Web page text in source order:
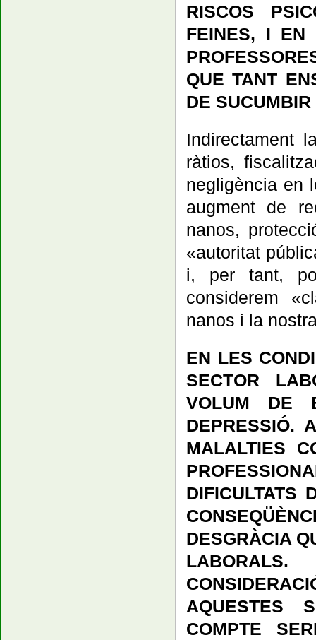
RISCOS
FEINES, I EN
QUE TANT
DE SUCUMBIR
Indirectament
ràtios,
negligència en
augment de
nanos,
«autoritat
i, per tant,
considerem
nanos i la
EN LES
SECTOR
VOLUM DE
DEPRESSIÓ.
MALALTIES
DIFICULTATS
DESGRÀCIA
AQUESTES
COMPTE